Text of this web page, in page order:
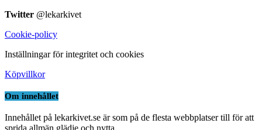
Twitter @lekarkivet
Cookie-policy
Inställningar för integritet och cookies
Köpvillkor
Om innehållet
Innehållet på lekarkivet.se är som på de flesta webbplatser till för att
sprida allmän glädje och nytta.